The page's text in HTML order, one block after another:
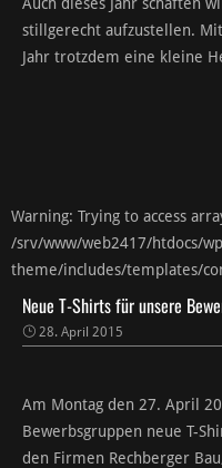
stillgerecht aufzustellen.
Jahr trotzdem eine kleine
Warning: Trying to access
/srv/www/web2417/htdocs/
theme/includes/templates/
Neue T-Shirts für unsere
28. April 2015
Am Montag den 27. April
Bewerbsgruppen neue T-
den Firmen Rechberger